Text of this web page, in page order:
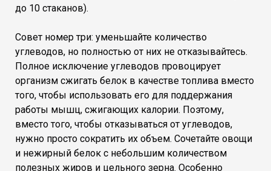
до 10 стаканов).
Совет номер три: уменьшайте количество
углеводов, но полностью от них не отказывайтесь.
Полное исключение углеводов провоцирует
организм сжигать белок в качестве топлива вместо
того, чтобы использовать его для поддержания
работы мышц, сжигающих калории. Поэтому,
вместо того, чтобы отказываться от углеводов,
нужно просто сократить их объем. Сочетайте овощи
и нежирный белок с небольшим количеством
полезных жиров и цельного зерна. Особенно